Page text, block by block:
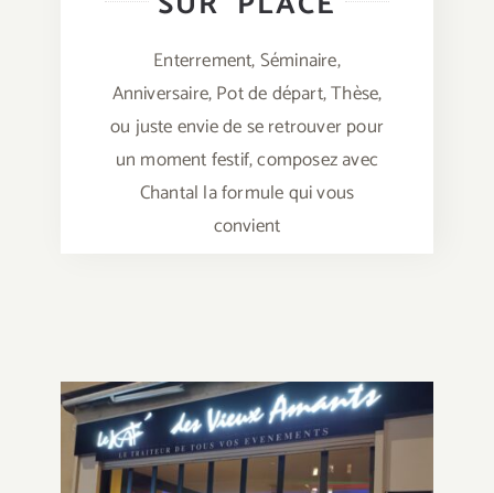
Sur Place
Contact
Enterrement, Séminaire,
Anniversaire, Pot de départ, Thèse,
ou juste envie de se retrouver pour
un moment festif, composez avec
Chantal la formule qui vous
convient